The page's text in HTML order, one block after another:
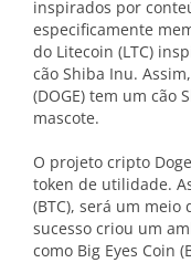
inspirados por
especificamente
do Litecoin (LTC)
cão Shiba Inu.
(DOGE) tem um cão
mascote.
O projeto cripto
token de utilidade.
(BTC), será um
sucesso criou um
como Big Eyes Coin